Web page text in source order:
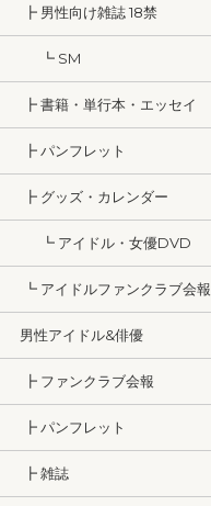
┣ 男性向け雑誌 18禁
┗ SM
┣ 書籍・単行本・エッセイ
┣ パンフレット
┣ グッズ・カレンダー
┗ アイドル・女優DVD
┗ アイドルファンクラブ会報
男性アイドル&俳優
┣ ファンクラブ会報
┣ パンフレット
┣ 雑誌